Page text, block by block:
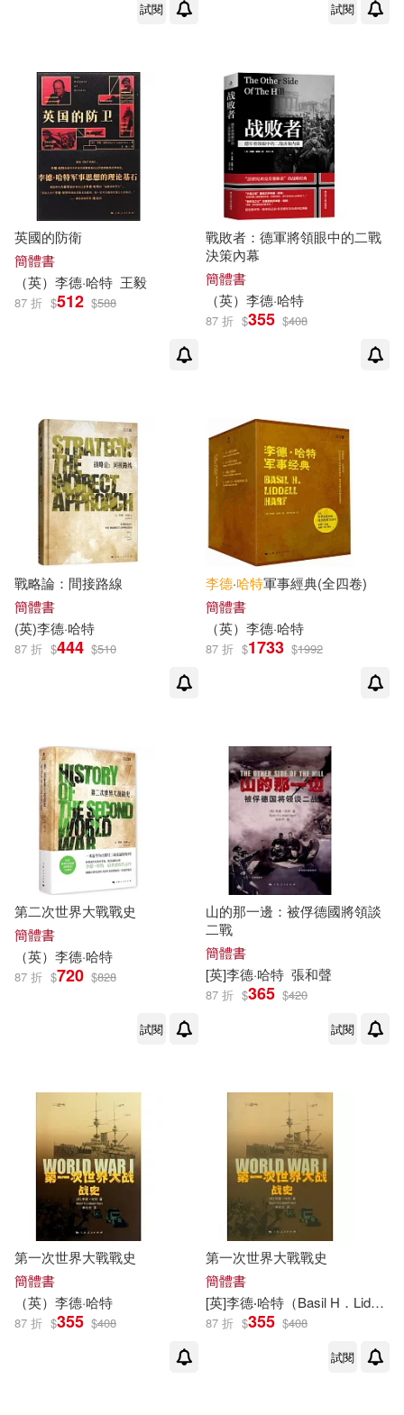
試閱 試閱
英國的防衛
簡體書
（英） 李德·哈特 王毅
87 折 $512 $588
戰敗者：德軍將領眼中的二戰
決策內幕
簡體書
（英） 李德·哈特
87 折 $355 $408
戰略論：間接路線
簡體書
(英)李德·哈特
87 折 $444 $510
李德·哈特軍事經典(全四卷)
簡體書
（英） 李德·哈特
87 折 $1733 $1992
第二次世界大戰戰史
簡體書
（英） 李德·哈特
87 折 $720 $828
試閱
山的那一邊：被俘德國將領談
二戰
簡體書
[英]李德·哈特 張和聲
87 折 $365 $420
試閱
第一次世界大戰戰史
簡體書
（英） 李德·哈特
87 折 $355 $408
第一次世界大戰戰史
簡體書
[英]李德‧哈特 （Basil H．Liddell Hart）
87 折 $355 $408
試閱